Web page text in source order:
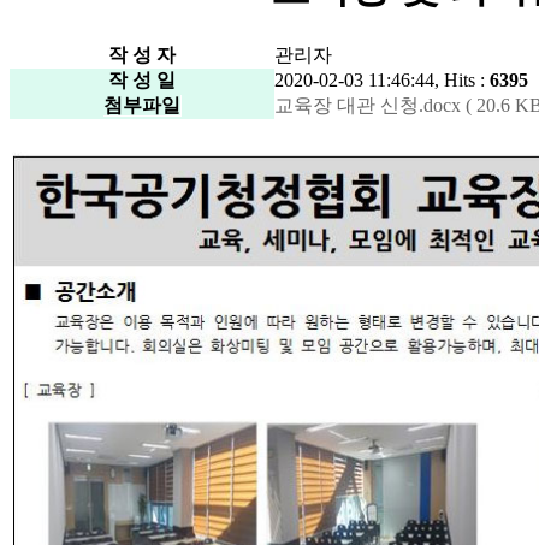
작 성 자
관리자
작 성 일
2020-02-03 11:46:44, Hits : 6395
첨부파일
교육장 대관 신청.docx ( 20.6